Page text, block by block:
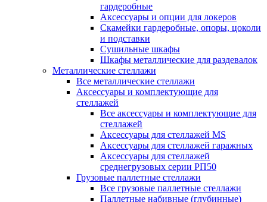
гардеробные
Аксессуары и опции для локеров
Скамейки гардеробные, опоры, цоколи
и подставки
Сушильные шкафы
Шкафы металлические для раздевалок
Металлические стеллажи
Все металлические стеллажи
Аксессуары и комплектующие для
стеллажей
Все аксессуары и комплектующие для
стеллажей
Аксессуары для стеллажей MS
Аксессуары для стеллажей гаражных
Аксессуары для стеллажей
среднегрузовых серии РП50
Грузовые паллетные стеллажи
Все грузовые паллетные стеллажи
Паллетные набивные (глубинные)